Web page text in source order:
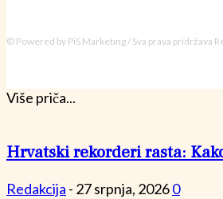
© Powered by PiS Marketing / Sva prava pridržava
Više priča...
Hrvatski rekorderi rasta:
Redakcija - 27 srpnja, 20260